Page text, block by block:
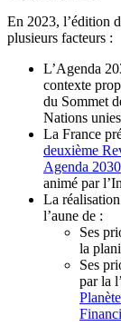
En 2023, l’édition
plusieurs facteurs :
L’Agenda
contexte
du Sommet
Nations
La France
deuxième
Agenda 2030
animé par
La
l’aune de :
Ses
la
Ses
par la
Planète